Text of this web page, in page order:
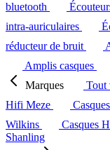
bluetooth
intra-auriculaires
réducteur de bruit
Amplis casques
Marques
Tout
Hifi Meze
Wilkins
Casques
Shanling